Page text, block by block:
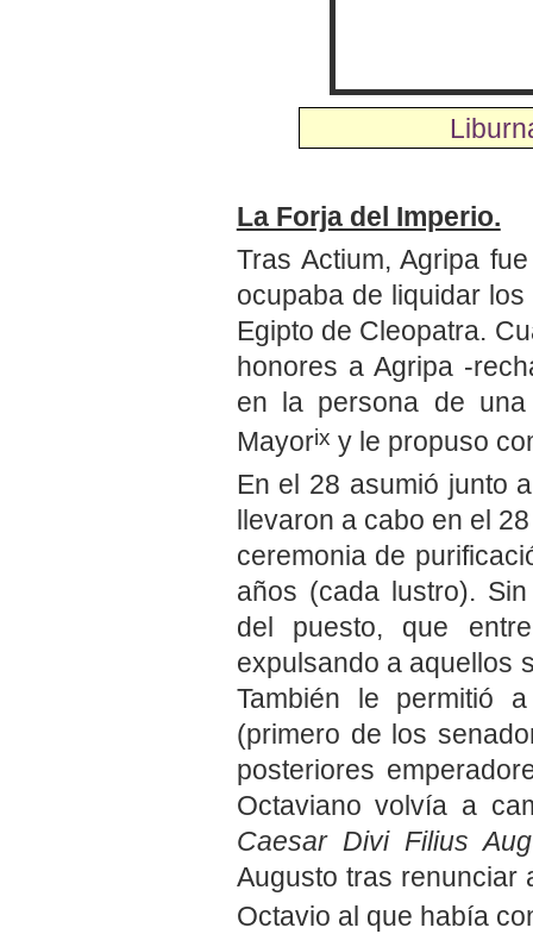
La Forja del Imperio.
Tras Actium, Agripa
ocupaba de liquidar
Egipto de Cleopatra.
honores a Agripa -
en la persona de
Mayorix y le propuso
En el 28 asumió junto
llevaron a cabo en el
ceremonia de
años (cada lustro).
del puesto, que
expulsando a aquellos
También le permitió
(primero de los
posteriores
Octaviano volvía a
Caesar Divi Filius
Augusto tras renunciar
Octavio al que había